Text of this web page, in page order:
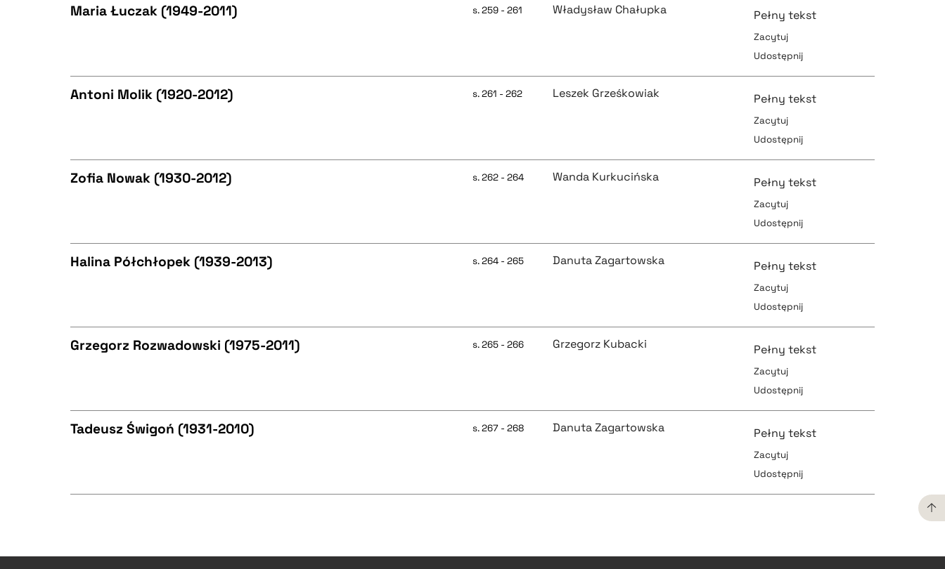
pobierz cytat
Maria Łuczak (1949-2011) s. 259 - 261 Władysław Chałupka Pełny tekst
Zacytuj
Udostępnij
pobierz cytat
Antoni Molik (1920-2012) s. 261 - 262 Leszek Grześkowiak Pełny tekst
Zacytuj
Udostępnij
pobierz cytat
Zofia Nowak (1930-2012) s. 262 - 264 Wanda Kurkucińska Pełny tekst
Zacytuj
Udostępnij
pobierz cytat
Halina Półchłopek (1939-2013) s. 264 - 265 Danuta Zagartowska Pełny tekst
Zacytuj
Udostępnij
pobierz cytat
Grzegorz Rozwadowski (1975-2011) s. 265 - 266 Grzegorz Kubacki Pełny tekst
Zacytuj
Udostępnij
pobierz cytat
Tadeusz Świgoń (1931-2010) s. 267 - 268 Danuta Zagartowska Pełny tekst
Zacytuj
Udostępnij